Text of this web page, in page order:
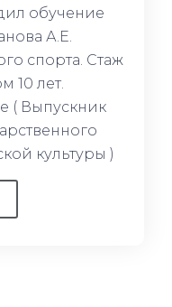
обучение
А.Е.
спорта. Стаж
10 лет.
( Выпускник
культуры )